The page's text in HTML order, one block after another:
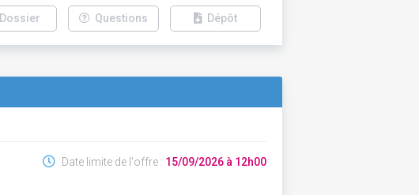
Dossier Questions Dépôt
Date limite de l'offre : 15/09/2026 à 12h00